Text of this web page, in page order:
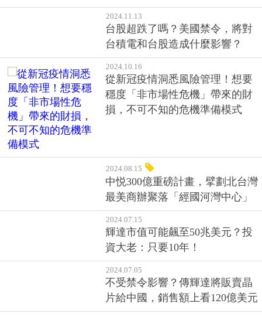
2024.11.13
台股超跌了嗎？美國禁令，將對
台積電和台股造成什麼影響？
2024.10.16
從新冠疫情洞悉風險管理！想要
穩度「非市場性危機」帶來的財
損，不可不知的危機準備模式
2024.08.15
中悦300億重磅計畫，擘劃北台灣
最美商辦聚落「經國河灣中心」
2024.07.15
輝達市值可能飆至50兆美元？投
資大老：只要10年！
2024.07.05
不受禁令影響？傳輝達將販賣晶
片給中國，銷售額上看120億美元